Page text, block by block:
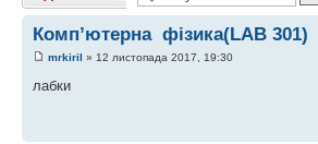
Комп’ютерна​ ​ фізика(LAB 301)
mrkiril » 12 листопада 2017, 19:30
лабки